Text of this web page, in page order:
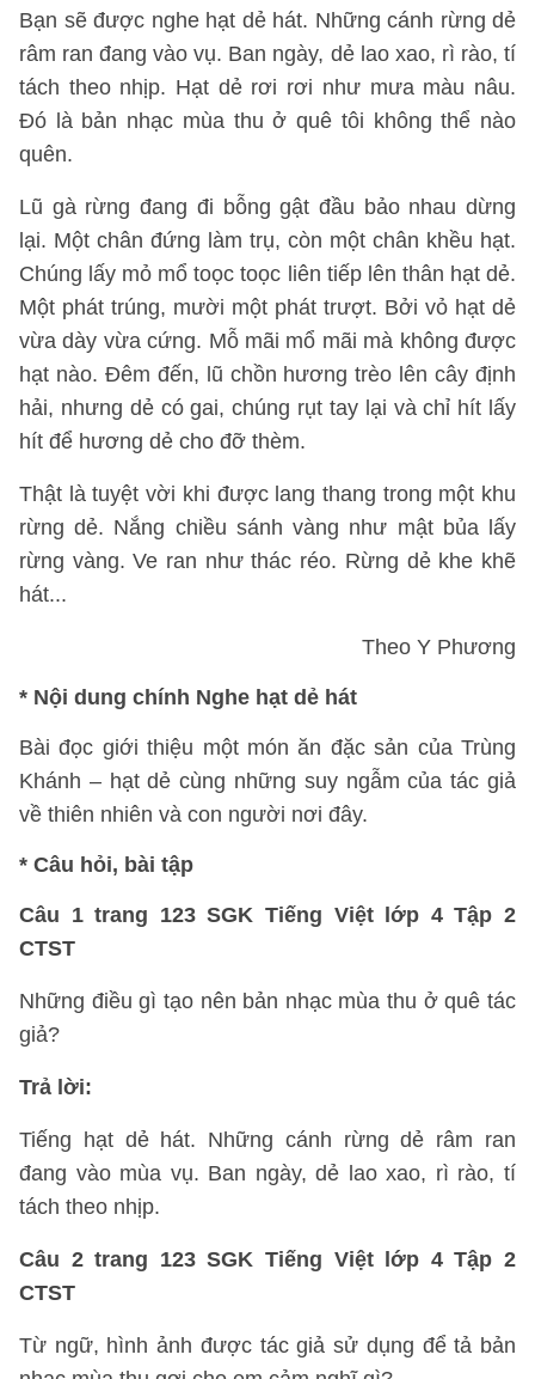
Bạn sẽ được nghe hạt dẻ hát. Những cánh rừng dẻ
râm ran đang vào vụ. Ban ngày, dẻ lao xao, rì rào, tí
tách theo nhịp. Hạt dẻ rơi rơi như mưa màu nâu.
Đó là bản nhạc mùa thu ở quê tôi không thể nào
quên.
Lũ gà rừng đang đi bỗng gật đầu bảo nhau dừng
lại. Một chân đứng làm trụ, còn một chân khều hạt.
Chúng lấy mỏ mổ toọc toọc liên tiếp lên thân hạt dẻ.
Một phát trúng, mười một phát trượt. Bởi vỏ hạt dẻ
vừa dày vừa cứng. Mỗ mãi mổ mãi mà không được
hạt nào. Đêm đến, lũ chồn hương trèo lên cây định
hải, nhưng dẻ có gai, chúng rụt tay lại và chỉ hít lấy
hít để hương dẻ cho đỡ thèm.
Thật là tuyệt vời khi được lang thang trong một khu
rừng dẻ. Nắng chiều sánh vàng như mật bủa lấy
rừng vàng. Ve ran như thác réo. Rừng dẻ khe khẽ
hát...
Theo Y Phương
* Nội dung chính Nghe hạt dẻ hát
Bài đọc giới thiệu một món ăn đặc sản của Trùng
Khánh – hạt dẻ cùng những suy ngẫm của tác giả
về thiên nhiên và con người nơi đây.
* Câu hỏi, bài tập
Câu 1 trang 123 SGK Tiếng Việt lớp 4 Tập 2
CTST
Những điều gì tạo nên bản nhạc mùa thu ở quê tác
giả?
Trả lời:
Tiếng hạt dẻ hát. Những cánh rừng dẻ râm ran
đang vào mùa vụ. Ban ngày, dẻ lao xao, rì rào, tí
tách theo nhịp.
Câu 2 trang 123 SGK Tiếng Việt lớp 4 Tập 2
CTST
Từ ngữ, hình ảnh được tác giả sử dụng để tả bản